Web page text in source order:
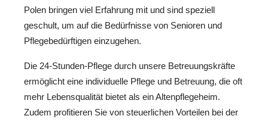
Polen bringen viel Erfahrung mit und sind speziell
geschult, um auf die Bedürfnisse von Senioren und
Pflegebedürftigen einzugehen.
Die 24-Stunden-Pflege durch unsere Betreuungskräfte
ermöglicht eine individuelle Pflege und Betreuung, die oft
mehr Lebensqualität bietet als ein Altenpflegeheim.
Zudem profitieren Sie von steuerlichen Vorteilen bei der